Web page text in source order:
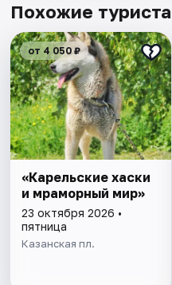
Похожие
от 4 050 ₽
«Карельские хаски
и мраморный мир»
23 октября 2026 •
пятница
Казанская пл.